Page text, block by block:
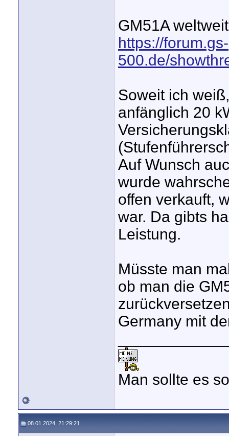
GM51A
https://forum.gs-
500.de/
Soweit ich
anfänglich 20
Auf Wunsch
wurde
offen verkauft,
war. Da gibts
Leistung.
Müsste man
ob man die
Germany mit
Man sollte es
08.01.2024, 21:29:21